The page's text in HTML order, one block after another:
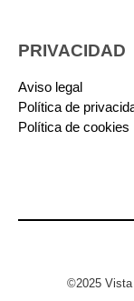
PRIVACIDAD
Aviso legal
Política de
Política de cookies
©2025 Vista